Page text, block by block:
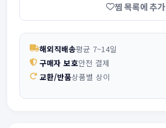
찜 목록에 추가
해외직배송평균 7~14일
구매자 보호안전 결제
교환/반품상품별 상이